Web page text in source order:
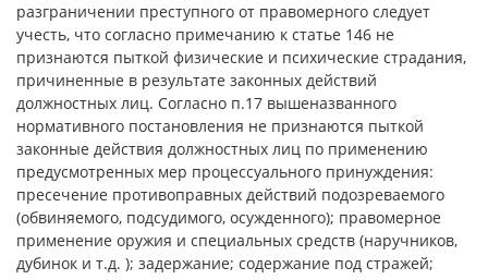
разграничении преступного от правомерного следует
учесть, что согласно примечанию к статье 146 не
признаются пыткой физические и психические страдания,
причиненные в результате законных действий
должностных лиц. Согласно п.17 вышеназванного
нормативного постановления не признаются пыткой
законные действия должностных лиц по применению
предусмотренных мер процессуального принуждения:
пресечение противоправных действий подозреваемого
(обвиняемого, подсудимого, осужденного); правомерное
применение оружия и специальных средств (наручников,
дубинок и т.д. ); задержание; содержание под стражей;